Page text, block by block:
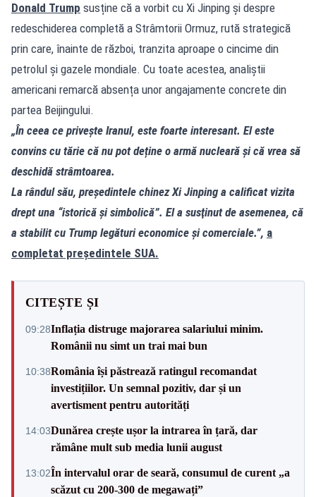
Donald Trump susține că a vorbit cu Xi Jinping și despre
redeschiderea completă a Strâmtorii Ormuz, rută strategică
prin care, înainte de război, tranzita aproape o cincime din
petrolul și gazele mondiale. Cu toate acestea, analiștii
americani remarcă absența unor angajamente concrete din
partea Beijingului.
„În ceea ce privește Iranul, este foarte interesant. El este
convins cu tărie că nu pot deține o armă nucleară și că vrea să
deschidă strâmtoarea.
La rândul său, preşedintele chinez Xi Jinping a calificat vizita
drept una “istorică şi simbolică”. El a susţinut de asemenea, că
a stabilit cu Trump legături economice şi comerciale.”, a
completat președintele SUA.
CITEȘTE ȘI
09:28Inflația distruge majorarea salariului minim.
Românii nu simt un trai mai bun
10:38România își păstrează ratingul recomandat
investițiilor. Un semnal pozitiv, dar și un
avertisment pentru autorități
14:03Dunărea crește ușor la intrarea în țară, dar
rămâne mult sub media lunii august
13:02În intervalul orar de seară, consumul de curent „a
scăzut cu 200-300 de megawați”